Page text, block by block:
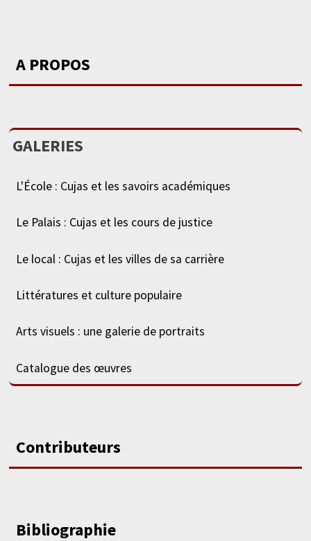
A PROPOS
GALERIES
L'École : Cujas et les savoirs académiques
Le Palais : Cujas et les cours de justice
Le local : Cujas et les villes de sa carrière
Littératures et culture populaire
Arts visuels : une galerie de portraits
Catalogue des œuvres
Contributeurs
Bibliographie